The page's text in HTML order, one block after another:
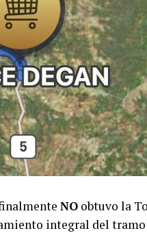
NO obtuvo la
integral del tramo